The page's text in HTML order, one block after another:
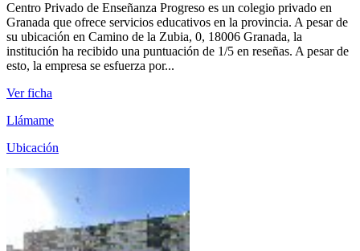
Centro Privado de Enseñanza Progreso es un colegio privado en
Granada que ofrece servicios educativos en la provincia. A pesar de
su ubicación en Camino de la Zubia, 0, 18006 Granada, la
institución ha recibido una puntuación de 1/5 en reseñas. A pesar de
esto, la empresa se esfuerza por...
Ver ficha
Llámame
Ubicación